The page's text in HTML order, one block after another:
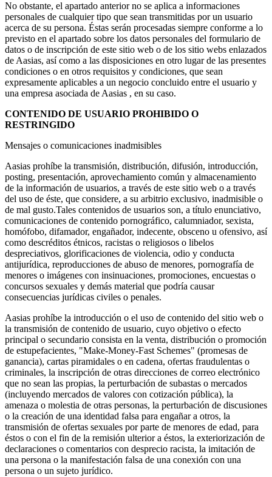
No obstante, el apartado anterior no se aplica a informaciones
personales de cualquier tipo que sean transmitidas por un usuario
acerca de su persona. Éstas serán procesadas siempre conforme a lo
previsto en el apartado sobre los datos personales del formulario de
datos o de inscripción de este sitio web o de los sitio webs enlazados
de Aasias, así como a las disposiciones en otro lugar de las presentes
condiciones o en otros requisitos y condiciones, que sean
expresamente aplicables a un negocio concluido entre el usuario y
una empresa asociada de Aasias , en su caso.
CONTENIDO DE USUARIO PROHIBIDO O
RESTRINGIDO
Mensajes o comunicaciones inadmisibles
Aasias prohíbe la transmisión, distribución, difusión, introducción,
posting, presentación, aprovechamiento común y almacenamiento
de la información de usuarios, a través de este sitio web o a través
del uso de éste, que considere, a su arbitrio exclusivo, inadmisible o
de mal gusto.Tales contenidos de usuarios son, a título enunciativo,
comunicaciones de contenido pornográfico, calumniador, sexista,
homófobo, difamador, engañador, indecente, obsceno u ofensivo, así
como descréditos étnicos, racistas o religiosos o libelos
despreciativos, glorificaciones de violencia, odio y conducta
antijurídica, reproducciones de abuso de menores, pornografía de
menores o imágenes con insinuaciones, promociones, encuestas o
concursos sexuales y demás material que podría causar
consecuencias jurídicas civiles o penales.
Aasias prohíbe la introducción o el uso de contenido del sitio web o
la transmisión de contenido de usuario, cuyo objetivo o efecto
principal o secundario consista en la venta, distribución o promoción
de estupefacientes, "Make-Money-Fast Schemes" (promesas de
ganancia), cartas piramidales o en cadena, ofertas fraudulentas o
criminales, la inscripción de otras direcciones de correo electrónico
que no sean las propias, la perturbación de subastas o mercados
(incluyendo mercados de valores con cotización pública), la
amenaza o molestia de otras personas, la perturbación de discusiones
o la creación de una identidad falsa para engañar a otros, la
transmisión de ofertas sexuales por parte de menores de edad, para
éstos o con el fin de la remisión ulterior a éstos, la exteriorización de
declaraciones o comentarios con desprecio racista, la imitación de
una persona o la manifestación falsa de una conexión con una
persona o un sujeto jurídico.